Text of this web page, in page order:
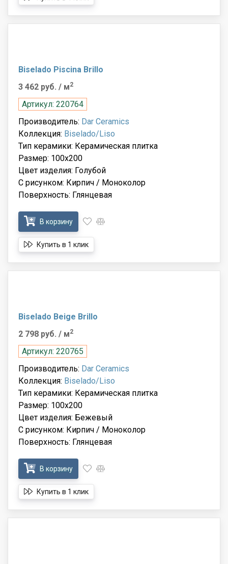
Biselado Piscina Brillo
3 462 руб. / м2
Артикул: 220764
Производитель: Dar Ceramics
Коллекция: Biselado/Liso
Тип керамики: Керамическая плитка
Размер: 100x200
Цвет изделия: Голубой
С рисунком: Кирпич / Моноколор
Поверхность: Глянцевая
В корзину
Купить в 1 клик
Biselado Beige Brillo
2 798 руб. / м2
Артикул: 220765
Производитель: Dar Ceramics
Коллекция: Biselado/Liso
Тип керамики: Керамическая плитка
Размер: 100x200
Цвет изделия: Бежевый
С рисунком: Кирпич / Моноколор
Поверхность: Глянцевая
В корзину
Купить в 1 клик